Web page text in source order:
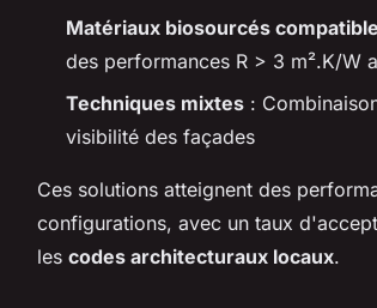
Matériaux biosourcés
des performances R > 3 m².K/W
Techniques mixtes :
visibilité des façades
Ces solutions atteignent des
configurations, avec un taux
les codes architecturaux locaux.